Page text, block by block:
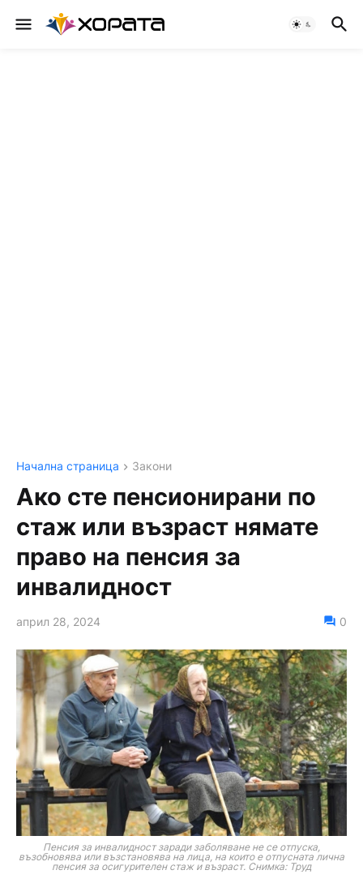
Начална страница Закони
Ако сте пенсионирани по
стаж или възраст нямате
право на пенсия за
инвалидност
април 28, 2024 0
Пенсия за инвалидност заради заболяване не се отпуска,
възобновява или възстановява на лица, на които е отпусната лична
пенсия за осигурителен стаж и възраст. Снимка: Труд